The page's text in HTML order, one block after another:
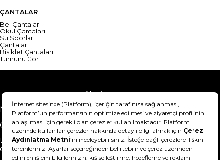
ÇANTALAR
Bel Çantaları
Okul Çantaları
Su Sporları
Çantaları
Bisiklet Çantaları
Tümünü Gör
Yardım
Mesafeli Satış Sözleşmesi
Teslimat Bilgisi
Gizlilik Sözleşmesi
Şartlar & Koşullar
Ürünümü nasıl iade
edebilirim?
Hakkımızda